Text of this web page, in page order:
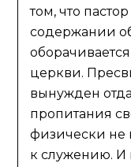
том, что
содержании
церкви.
вынужден
пропитания
физически не
к служению. И